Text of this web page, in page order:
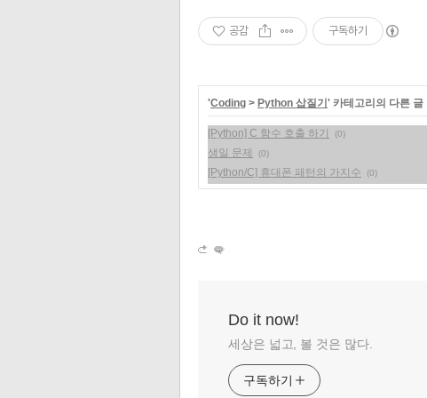
공감 구독하기
'Coding > Python 삽질기 ' 카테고리의 다른 글
[Python] C 함수 호출 하기 (0)
생일 문제 (0)
[Python/C] 휴대폰 패턴의 가지수 (0)
Do it now!
세상은 넓고, 볼 것은 많다.
구독하기